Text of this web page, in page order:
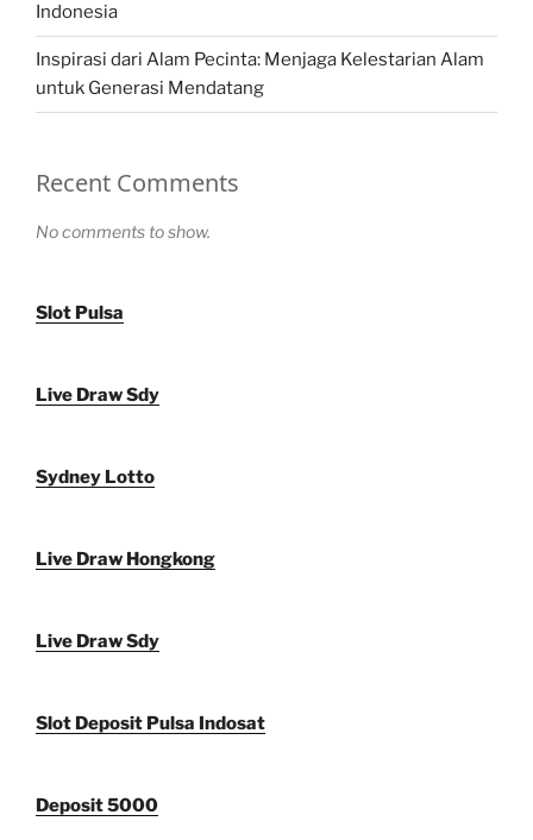
Indonesia
Inspirasi dari Alam Pecinta: Menjaga Kelestarian Alam
untuk Generasi Mendatang
Recent Comments
No comments to show.
Slot Pulsa
Live Draw Sdy
Sydney Lotto
Live Draw Hongkong
Live Draw Sdy
Slot Deposit Pulsa Indosat
Deposit 5000